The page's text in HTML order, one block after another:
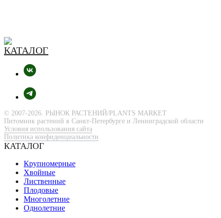
© 2007-2026. РЫНОК РАСТЕНИЙ/PLANTS MARKET
Питомник растений в Санкт-Петербурге и Ленинградской области
Условия использования сайта
Политика конфиденциальности
КАТАЛОГ
Крупномерные
Хвойные
Лиственные
Плодовые
Многолетние
Однолетние